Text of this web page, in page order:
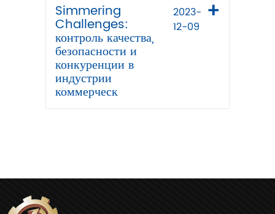
Simmering
Challenges:
контроль качества,
безопасности и
конкуренции в
индустрии
коммерческ
2023-
12-09